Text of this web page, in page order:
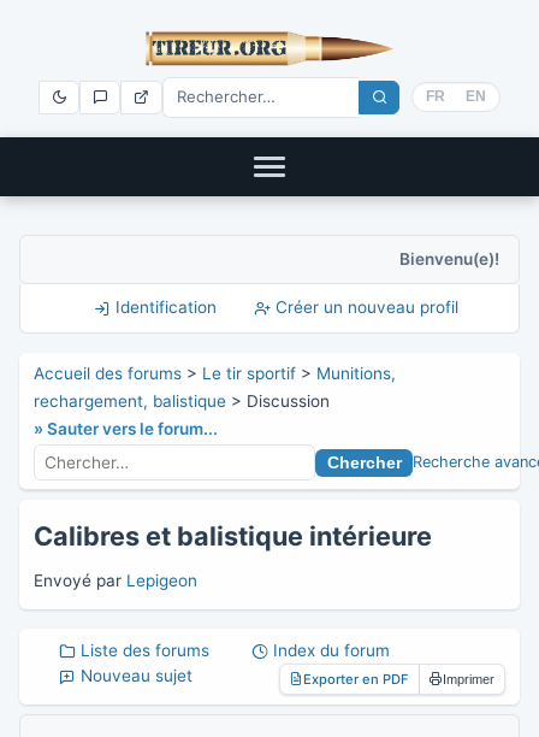
FR EN
Bienvenu(e)!
Identification Créer un nouveau profil
» Sauter vers le forum...
Accueil des forums > Le tir sportif > Munitions,
rechargement, balistique > Discussion
Recherche
Calibres et balistique intérieure
Envoyé par Lepigeon
Liste des forums
Index du forum
Nouveau sujet
Exporter en PDF Imprimer